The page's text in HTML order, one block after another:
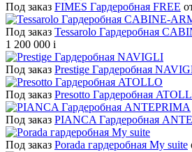
Под заказ FIMES Гардеробная FREE
Под заказ Tessarolo Гардеробная
1 200 000 i
Под заказ Prestige Гардеробная
Под заказ Presotto Гардеробная
Под заказ PIANCA Гардеробная
Под заказ Porada гардеробная My suite